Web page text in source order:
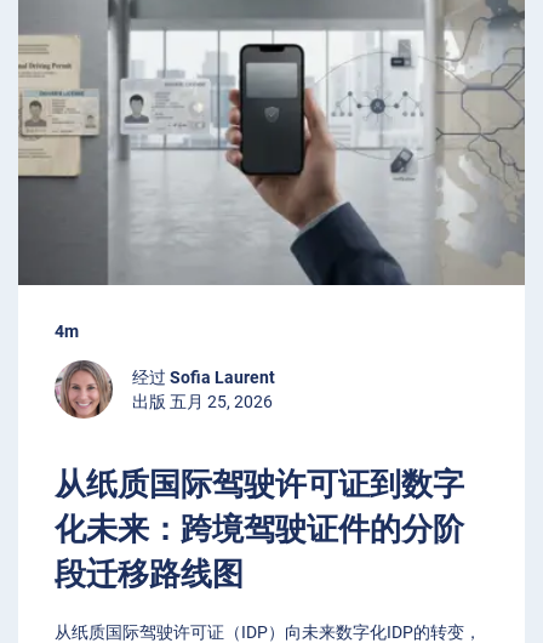
4m
经过 Sofia Laurent
出版 五月 25, 2026
从纸质国际驾驶许可证到数字
化未来：跨境驾驶证件的分阶
段迁移路线图
从纸质国际驾驶许可证（IDP）向未来数字化IDP的转变，